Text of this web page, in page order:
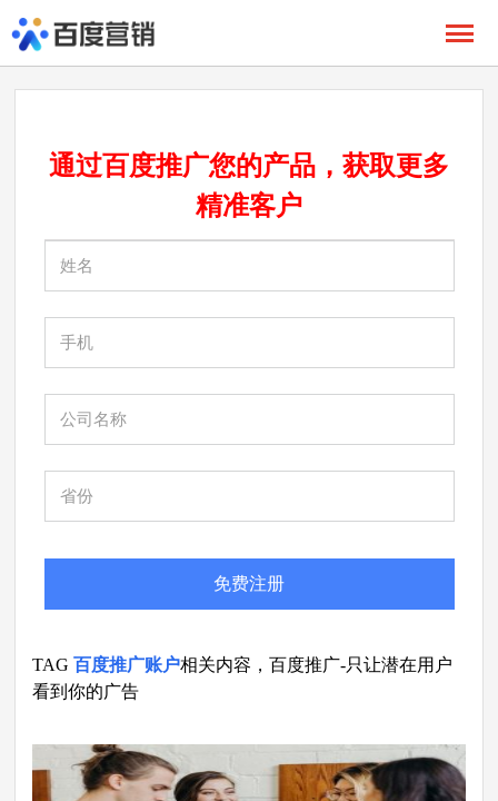
通过百度推广您的产品，获取更多
精准客户
免费注册
TAG百度推广账户相关内容，百度推广-只让潜在用户
看到你的广告